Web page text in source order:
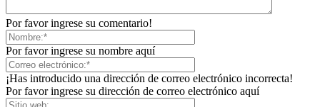
Por favor ingrese su comentario!
Por favor ingrese su nombre aquí
¡Has introducido una dirección de correo electrónico incorrecta!
Por favor ingrese su dirección de correo electrónico aquí